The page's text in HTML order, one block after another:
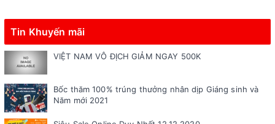
Tin Khuyến mãi
VIỆT NAM VÔ ĐỊCH GIẢM NGAY 500K
Bốc thăm 100% trúng thưởng nhân dịp Giáng sinh và
Năm mới 2021